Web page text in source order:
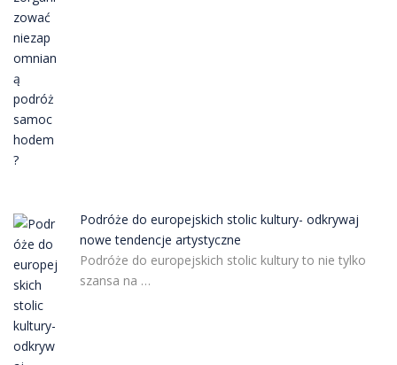
Podróże do europejskich stolic kultury- odkrywaj
nowe tendencje artystyczne
Podróże do europejskich stolic kultury to nie tylko
szansa na …